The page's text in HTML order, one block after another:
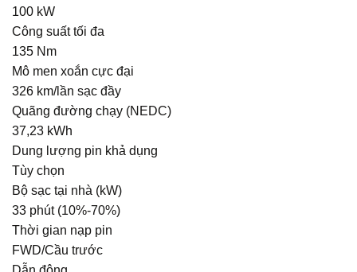
100 kW
Công suất tối đa
135 Nm
Mô men xoắn cực đại
326 km/lần sạc đầy
Quãng đường chạy (NEDC)
37,23 kWh
Dung lượng pin khả dụng
Tùy chọn
Bộ sạc tại nhà (kW)
33 phút (10%-70%)
Thời gian nạp pin
FWD/Cầu trước